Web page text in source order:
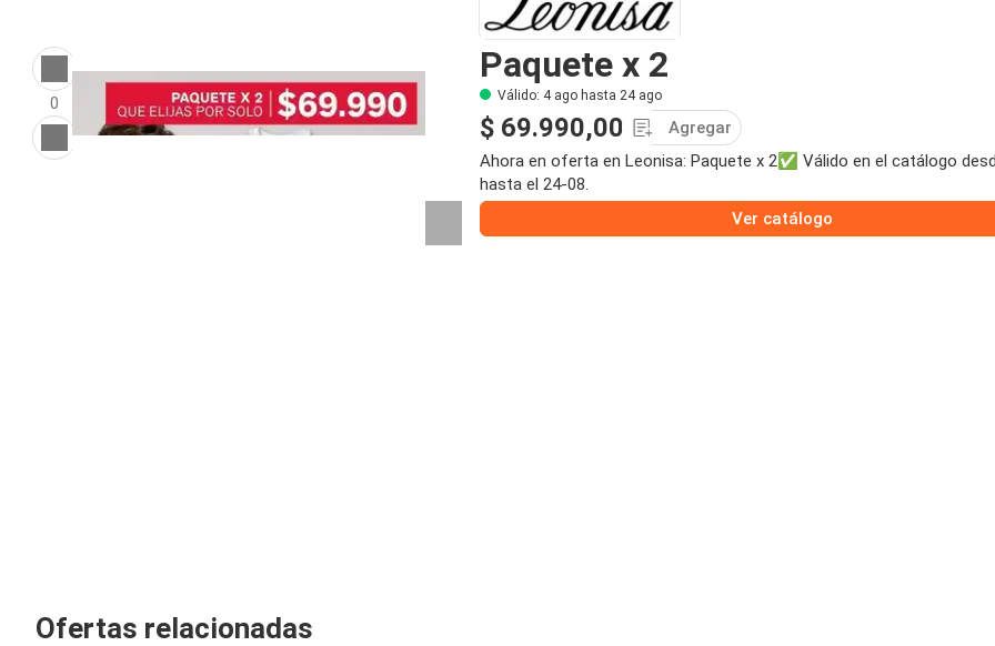
0
Paquete x 2
Válido: 4 ago hasta 24 ago
$ 69.990,00
Agregar
Ahora en oferta en Leonisa: Paquete x 2✅ Válido en el catálogo
hasta el 24-08.
Ver catálogo
Ofertas relacionadas